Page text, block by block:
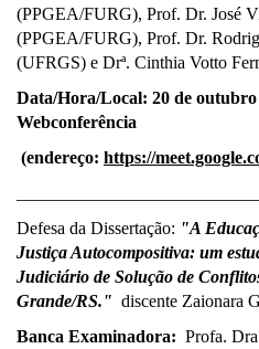
(PPGEA/FURG), Prof. Dr. José
(PPGEA/FURG), Prof. Dr.
(UFRGS) e Drª. Cinthia Votto
Data/Hora/Local: 20 de outubro
Webconferência
(endereço: https://
Defesa da Dissertação: "A
Justiça Autocompositiva: um
Judiciário de Solução de
Grande/RS." discente Zaionara
Banca Examinadora: Profa.